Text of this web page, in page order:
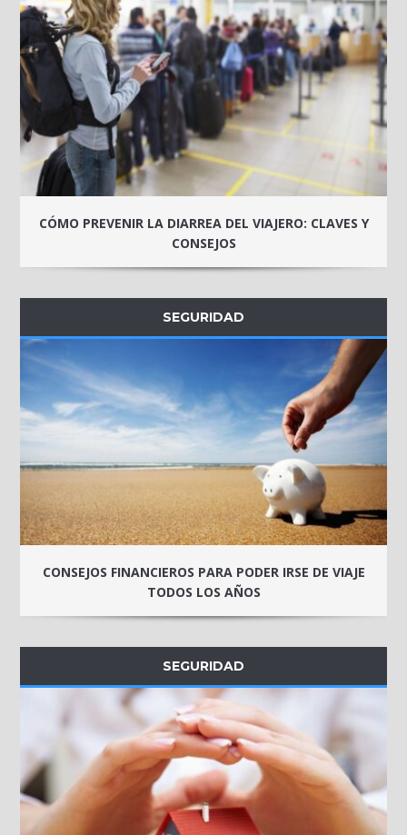
CÓMO PREVENIR LA DIARREA DEL VIAJERO: CLAVES Y
CONSEJOS
SEGURIDAD
CONSEJOS FINANCIEROS PARA PODER IRSE DE VIAJE
TODOS LOS AÑOS
SEGURIDAD